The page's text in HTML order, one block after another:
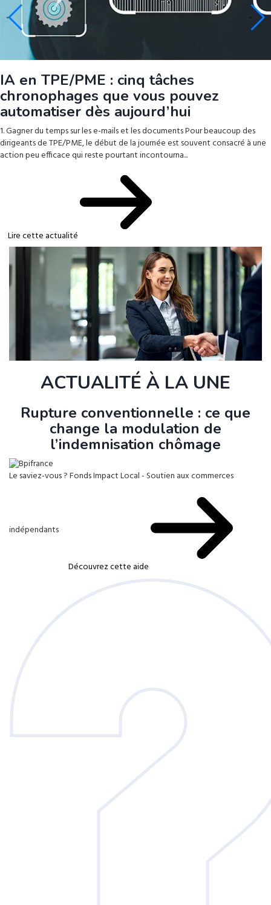
IA en TPE/PME : cinq tâches
chronophages que vous pouvez
automatiser dès aujourd’hui
1. Gagner du temps sur les e-mails et les documents Pour beaucoup des
dirigeants de TPE/PME, le début de la journée est souvent consacré à une
action peu efficace qui reste pourtant incontourna...
Lire cette actualité
ACTUALITÉ À LA UNE
Rupture conventionnelle : ce que
change la modulation de
l’indemnisation chômage
Le saviez-vous ?Fonds Impact Local - Soutien aux commerces
indépendants
Découvrez cette aide